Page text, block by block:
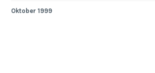
Oktober 1999